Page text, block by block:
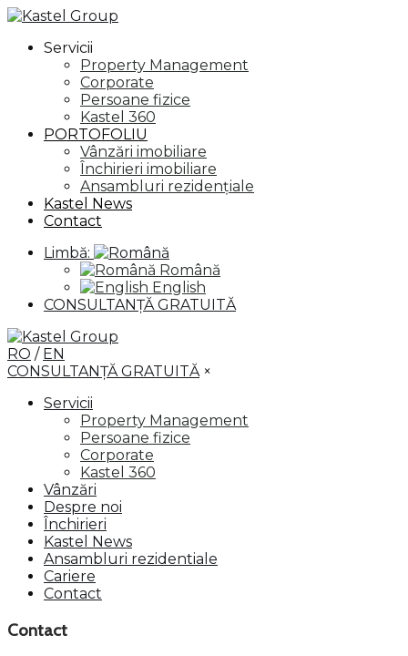
Servicii
Property Management
Corporate
Persoane fizice
Kastel 360
PORTOFOLIU
Vânzări imobiliare
Închirieri imobiliare
Ansambluri rezidențiale
Kastel News
Contact
Limbă:
Română
English
CONSULTANȚĂ GRATUITĂ
RO / EN
CONSULTANȚĂ GRATUITĂ ×
Servicii
Property Management
Persoane fizice
Corporate
Kastel 360
Vânzări
Despre noi
Închirieri
Kastel News
Ansambluri rezidentiale
Cariere
Contact
Contact